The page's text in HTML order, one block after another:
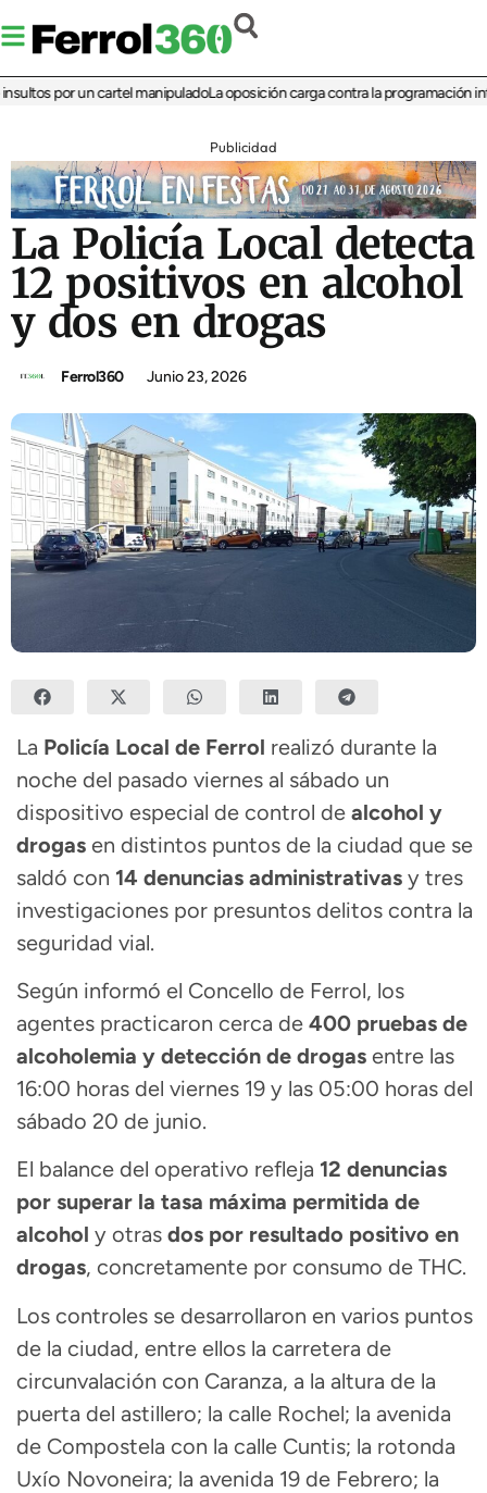
por un cartel manipuladoLa oposición carga contra la programación
Publicidad
La Policía Local detecta
12 positivos en alcohol
y dos en drogas
Ferrol360 Junio 23, 2026
La Policía Local de Ferrol realizó durante la
noche del pasado viernes al sábado un
dispositivo especial de control de alcohol y
drogas en distintos puntos de la ciudad que se
saldó con 14 denuncias administrativas y tres
investigaciones por presuntos delitos contra la
seguridad vial.
Según informó el Concello de Ferrol, los
agentes practicaron cerca de 400 pruebas de
alcoholemia y detección de drogas entre las
16:00 horas del viernes 19 y las 05:00 horas del
sábado 20 de junio.
El balance del operativo refleja 12 denuncias
por superar la tasa máxima permitida de
alcohol y otras dos por resultado positivo en
drogas, concretamente por consumo de THC.
Los controles se desarrollaron en varios puntos
de la ciudad, entre ellos la carretera de
circunvalación con Caranza, a la altura de la
puerta del astillero; la calle Rochel; la avenida
de Compostela con la calle Cuntis; la rotonda
Uxío Novoneira; la avenida 19 de Febrero; la